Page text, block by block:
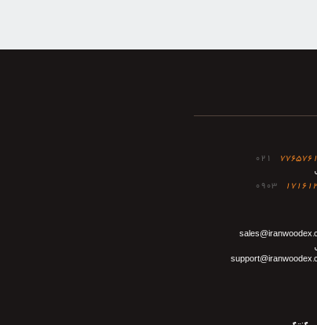
021
0903